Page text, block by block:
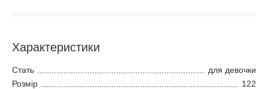
Характеристики
Стать
для девочки
Розмір
122